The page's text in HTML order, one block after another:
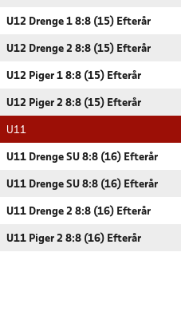
U12 Drenge 1 8:8 (15) Efterår
U12 Drenge 2 8:8 (15) Efterår
U12 Piger 1 8:8 (15) Efterår
U12 Piger 2 8:8 (15) Efterår
U11
U11 Drenge SU 8:8 (16) Efterår
U11 Drenge SU 8:8 (16) Efterår
U11 Drenge 2 8:8 (16) Efterår
U11 Piger 2 8:8 (16) Efterår